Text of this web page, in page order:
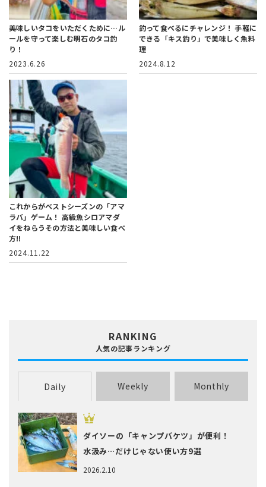
美味しいタコをいただくために…ル
ールを守って楽しむ明石のタコ釣
り！
2023.6.26
釣って食べるにチャレンジ！手軽に
できる「キス釣り」で美味しく魚料
理
2024.8.12
これからがベストシーズンの「アマ
ラバ」ゲーム！ 高級魚シロアマダ
イをねらうその方法と美味しい食べ
方!!
2024.11.22
RANKING
人気の記事ランキング
Daily Weekly Monthly
2026.2.10
ダイソーの「キャンプバケツ」が便利！
水汲み…だけじゃない使い方9選